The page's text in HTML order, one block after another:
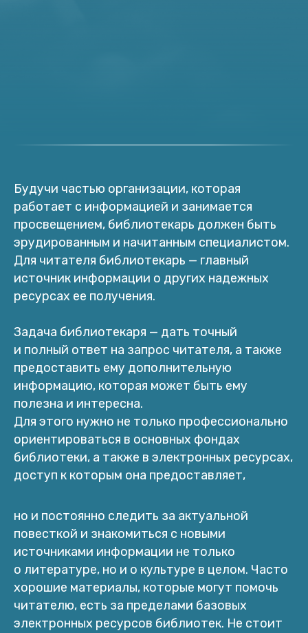
Будучи частью организации, которая
работает с информацией и занимается
просвещением, библиотекарь должен быть
эрудированным и начитанным специалистом.
Для читателя библиотекарь — главный
источник информации о других надежных
ресурсах ее получения.
Задача библиотекаря — дать точный
и полный ответ на запрос читателя, а также
предоставить ему дополнительную
информацию, которая может быть ему
полезна и интересна.
Для этого нужно не только профессионально
ориентироваться в основных фондах
библиотеки, а также в электронных ресурсах,
доступ к которым она предоставляет,
но и постоянно следить за актуальной
повесткой и знакомиться с новыми
источниками информации не только
о литературе, но и о культуре в целом. Часто
хорошие материалы, которые могут помочь
читателю, есть за пределами базовых
электронных ресурсов библиотек. Не стоит